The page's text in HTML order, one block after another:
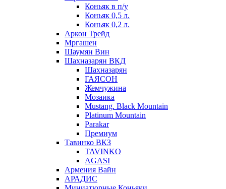
Коньяк в п/у
Коньяк 0,5 л.
Коньяк 0,2 л.
Аркон Трейд
Мргашен
Шаумян Вин
Шахназарян ВКД
Шахназарян
ГАЯСОН
Жемчужина
Мозаика
Mustang. Black Mountain
Platinum Mountain
Parakar
Премиум
Тавинко ВКЗ
TAVINKO
AGASI
Армения Вайн
АРАДИС